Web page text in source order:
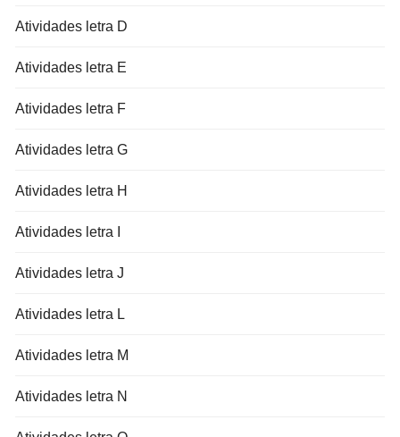
Atividades letra D
Atividades letra E
Atividades letra F
Atividades letra G
Atividades letra H
Atividades letra I
Atividades letra J
Atividades letra L
Atividades letra M
Atividades letra N